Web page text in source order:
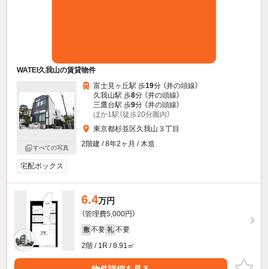
WATEI久我山の賃貸物件
すべての写真
富士見ヶ丘駅 歩19分 （井の頭線）
久我山駅 歩8分 （井の頭線）
三鷹台駅 歩9分 （井の頭線）
ほか1駅（徒歩20分圏内）
東京都杉並区久我山３丁目
2階建 / 8年2ヶ月 / 木造
宅配ボックス
6.4万円
（管理費5,000円）
敷 不要 礼 不要
2階 / 1R / 8.91㎡